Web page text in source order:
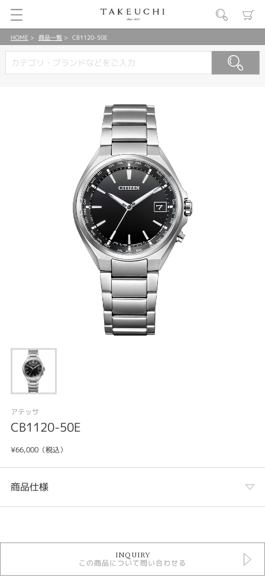
HOME 商品一覧 CB1120-50E
アテッサ
CB1120-50E
¥66,000（税込）
商品仕様
時計
金属ベルト
INQUIRY
この商品について問い合わせる